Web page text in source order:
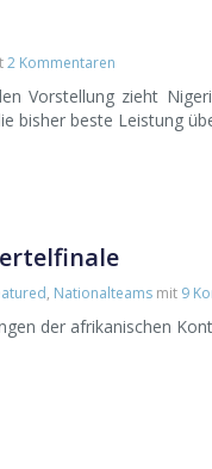
2 Kommentaren
Vorstellung zieht
bisher beste Leistung
, Nationalteams mit 9
der afrikanischen